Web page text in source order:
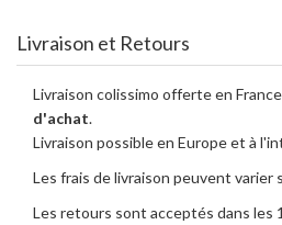
Livraison et Retours
Livraison colissimo offerte en France
d'achat.
Livraison possible en Europe et à
Les frais de livraison peuvent varier
Les retours sont acceptés dans les